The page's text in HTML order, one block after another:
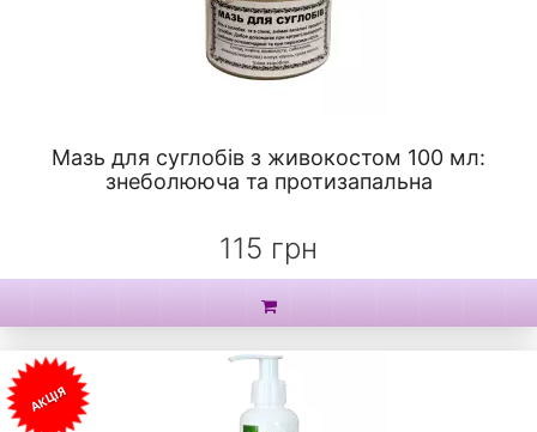
Мазь для суглобів з живокостом 100 мл:
знеболююча та протизапальна
115 грн
АКЦІЯ